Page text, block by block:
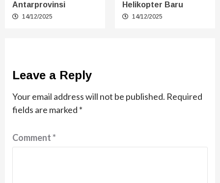
Antarprovinsi
14/12/2025
Helikopter Baru
14/12/2025
Leave a Reply
Your email address will not be published. Required
fields are marked *
Comment*